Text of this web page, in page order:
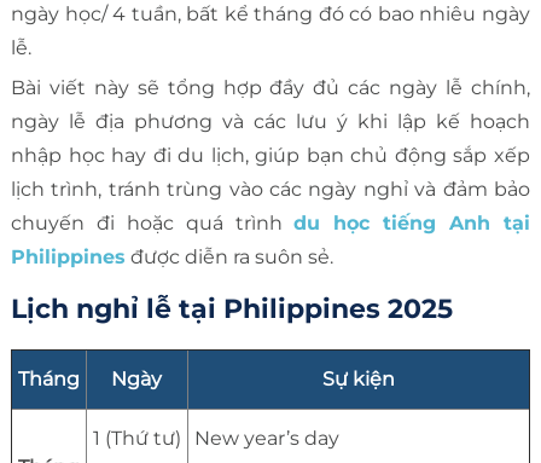
ngày học/ 4 tuần, bất kể tháng đó có bao nhiêu ngày
lễ.
Bài viết này sẽ tổng hợp đầy đủ các ngày lễ chính,
ngày lễ địa phương và các lưu ý khi lập kế hoạch
nhập học hay đi du lịch, giúp bạn chủ động sắp xếp
lịch trình, tránh trùng vào các ngày nghỉ và đảm bảo
chuyến đi hoặc quá trìnhdu học tiếng Anh tại
Philippines được diễn ra suôn sẻ.
Lịch nghỉ lễ tại Philippines 2025
Tháng Ngày Sự kiện
1 (Thứ tư) New year’s day